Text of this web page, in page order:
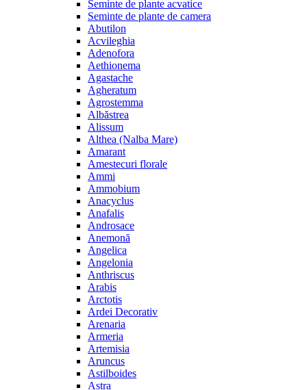
Seminte de plante acvatice
Seminte de plante de camera
Abutilon
Acvileghia
Adenofora
Aethionema
Agastache
Agheratum
Agrostemma
Albăstrea
Alissum
Althea (Nalba Mare)
Amarant
Amestecuri florale
Ammi
Ammobium
Anacyclus
Anafalis
Androsace
Anemonă
Angelica
Angelonia
Anthriscus
Arabis
Arctotis
Ardei Decorativ
Arenaria
Armeria
Artemisia
Aruncus
Astilboides
Astra